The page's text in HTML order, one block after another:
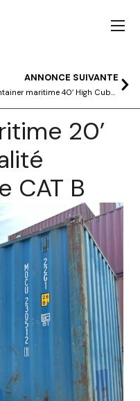
ANNONCE SUIVANTE
Container maritime 40’ High Cube Pallet Wide
20’
CAT B